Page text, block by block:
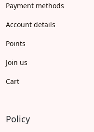
Payment methods
Account details
Points
Join us
Cart
Policy